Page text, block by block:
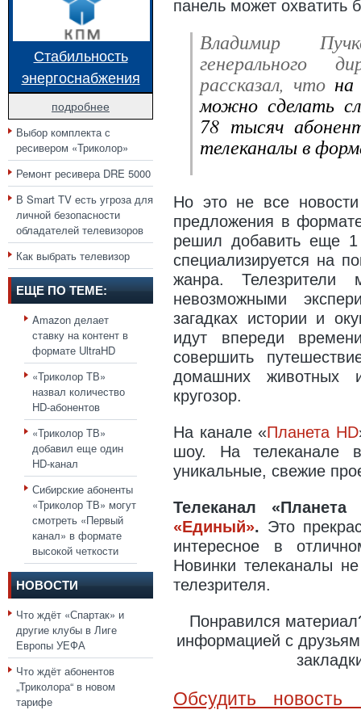
Стабильность
энергоснабжения
подробнее
Выбор комплекта с
ресивером «Триколор»
Ремонт ресивера DRE 5000
В Smart TV есть угроза для
личной безопасности
обладателей телевизоров
Как выбрать телевизор
ЕЩЕ ПО ТЕМЕ:
Amazon делает
ставку на контент в
формате UltraHD
«Триколор ТВ»
назвал количество
HD-абонентов
«Триколор ТВ»
добавил еще один
HD-канал
Сибирские абоненты
«Триколор ТВ» могут
смотреть «Первый
канал» в формате
высокой четкости
НОВОСТИ
Что ждёт «Спартак» и
другие клубы в Лиге
Европы УЕФА
Что ждёт абонентов
„Триколора“ в новом
тарифе
панель может охватить
Владимир
генерального
рассказал, что на
можно сделать
78 тысяч
телеканалы в
Но это не все
предложения в
решил добавить еще
специализируется на
жанра. Телезрители
невозможными
загадках истории и
идут впереди
совершить
домашних животных
кругозор.
На канале «Планета HD
шоу. На телеканале
уникальные, свежие
Телеканал
«Единый». Это
интересное в
Новинки телеканалы
телезрителя.
Понравился
информацией с
Обсудить новость